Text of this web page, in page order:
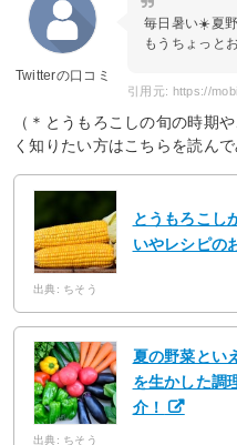
Twitterの口コミ
毎日暑い☀️夏
もうちょっと
（＊とうもろこしの旬の時期
く知りたい方はこちらを読んで
とうもろこし
いやレシピの
出典: ちそう
夏の野菜とい
を生かした調
介！
出典: ちそう